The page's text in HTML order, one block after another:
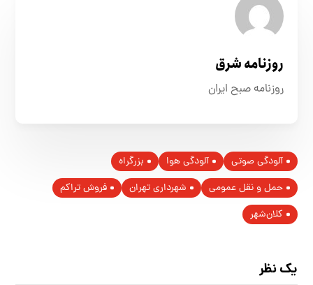
روزنامه شرق
روزنامه صبح ایران
آلودگی صوتی آلودگی هوا
بزرگراه‌
حمل و نقل عمومی
شهرداری تهران
فروش تراکم
کلان‌شهر
یک نظر